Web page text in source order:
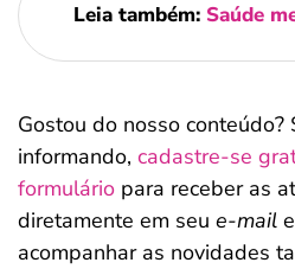
Leia também: Saúde
Gostou do nosso conteúdo?
informando, cadastre-se
formulário para receber as
diretamente em seu e-mail
acompanhar as novidades